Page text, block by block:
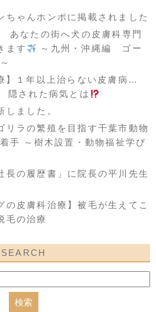
ちゃんホンポに掲載されました
あなたの街へ犬の皮膚科専門
ます
～九州・沖縄編 ゴー
】１年以上治らない皮膚病…
隠された病気とは
しました。
リラの繁殖を目指す千葉市動物
手 ～樹木設置・動物福祉学び
長の履歴書」に院長の平川先生
の皮膚科治療】被毛が生えてこ
毛の治療
SEARCH